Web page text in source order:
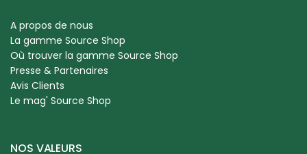
A propos de nous
La gamme Source Shop
Où trouver la gamme Source Shop
Presse & Partenaires
Avis Clients
Le mag' Source Shop
NOS VALEURS